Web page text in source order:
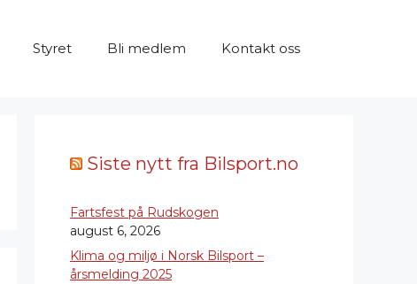
Styret Bli medlem Kontakt oss
Siste nytt fra Bilsport.no
Fartsfest på Rudskogen
august 6, 2026
Klima og miljø i Norsk Bilsport –
årsmelding 2025